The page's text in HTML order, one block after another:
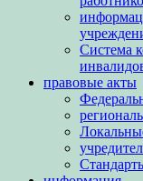
Система
правовые акты